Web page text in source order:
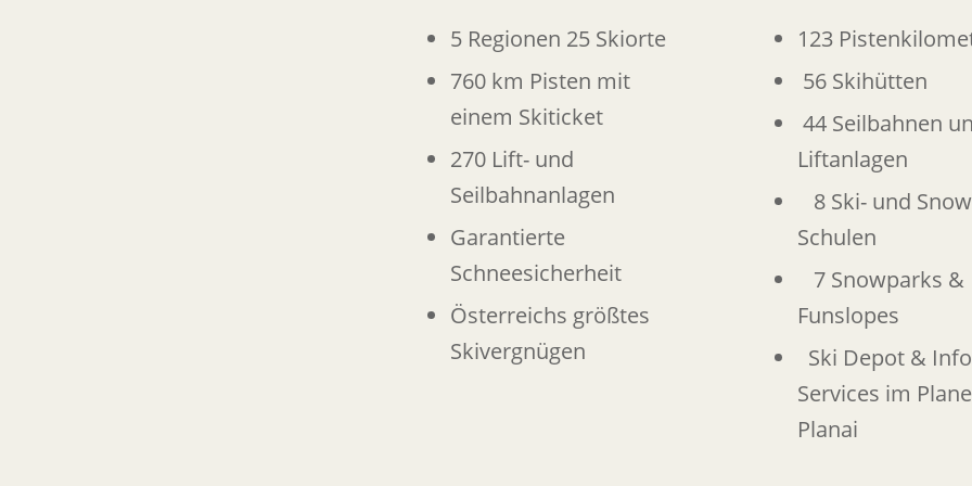
5 Regionen 25 Skiorte
760 km Pisten mit
einem Skiticket
270 Lift- und
Seilbahnanlagen
Garantierte
Schneesicherheit
Österreichs größtes
Skivergnügen
123
56 Skihütten
44 Seilbahnen
Liftanlagen
8 Ski- und
Schulen
7 Snowparks &
Funslopes
Ski Depot &
Services im
Planai